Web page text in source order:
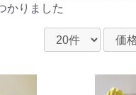
かりました